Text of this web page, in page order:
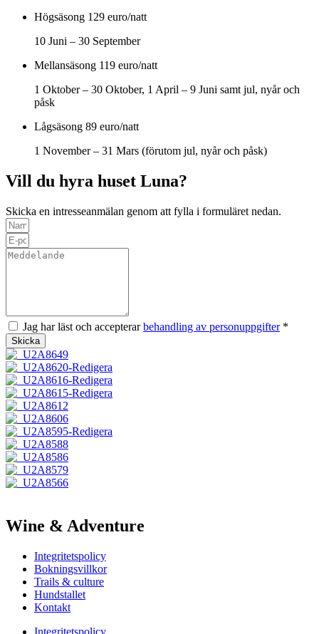
Högsäsong 129 euro/natt
10 Juni – 30 September
Mellansäsong 119 euro/natt
1 Oktober – 30 Oktober, 1 April – 9 Juni samt jul, nyår och
påsk
Lågsäsong 89 euro/natt
1 November – 31 Mars (förutom jul, nyår och påsk)
Vill du hyra huset Luna?
Skicka en intresseanmälan genom att fylla i formuläret nedan.
Jag har läst och accepterarbehandling av personuppgifter*
Skicka
Wine & Adventure
Integritetspolicy
Bokningsvillkor
Trails & culture
Hundstallet
Kontakt
Integritetspolicy